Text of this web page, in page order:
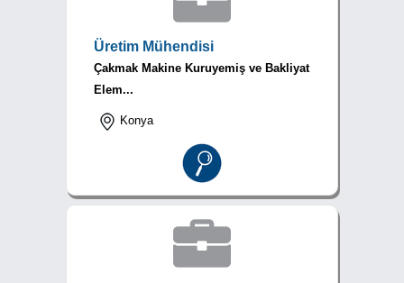
Üretim Mühendisi
Çakmak Makine Kuruyemiş ve Bakliyat
Elem...
Konya